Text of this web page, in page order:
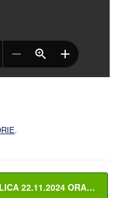
.
22.11.2024 ORA…